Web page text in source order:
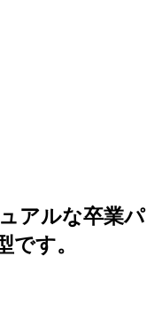
アルな卒業パ
す。